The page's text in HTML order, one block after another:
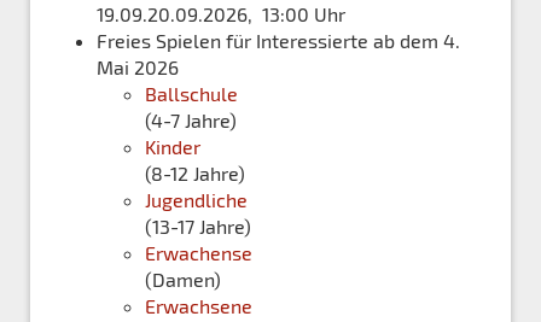
19.09.20.09.2026, 13:00 Uhr
Freies Spielen für Interessierte ab dem 4.
Mai 2026
Ballschule
(4-7 Jahre)
Kinder
(8-12 Jahre)
Jugendliche
(13-17 Jahre)
Erwachense
(Damen)
Erwachsene